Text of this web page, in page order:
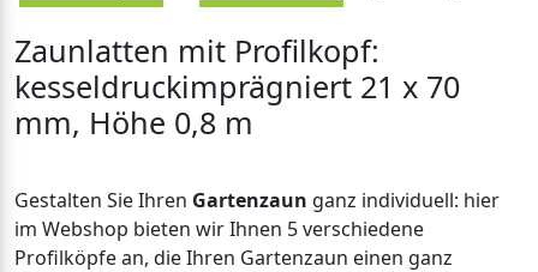
Zaunlatten mit Profilkopf:
kesseldruckimprägniert 21 x 70
mm, Höhe 0,8 m
Gestalten Sie Ihren Gartenzaun ganz individuell: hier
im Webshop bieten wir Ihnen 5 verschiedene
Profilköpfe an, die Ihren Gartenzaun einen ganz